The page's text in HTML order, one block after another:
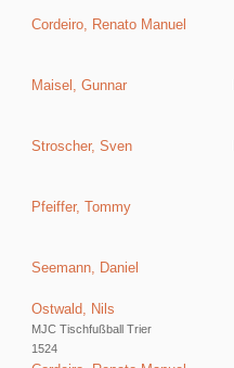
Cordeiro, Renato Manuel
Maisel, Gunnar
Stroscher, Sven
Pfeiffer, Tommy
Seemann, Daniel
Ostwald, Nils
MJC Tischfußball Trier
1524